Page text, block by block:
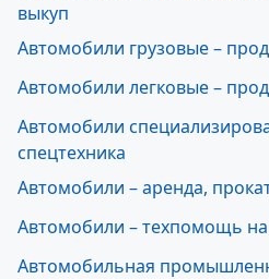
выкуп
Автомобили грузовые –
Автомобили легковые –
Автомобили
спецтехника
Автомобили – аренда,
Автомобили – техпомощь
Автомобильная